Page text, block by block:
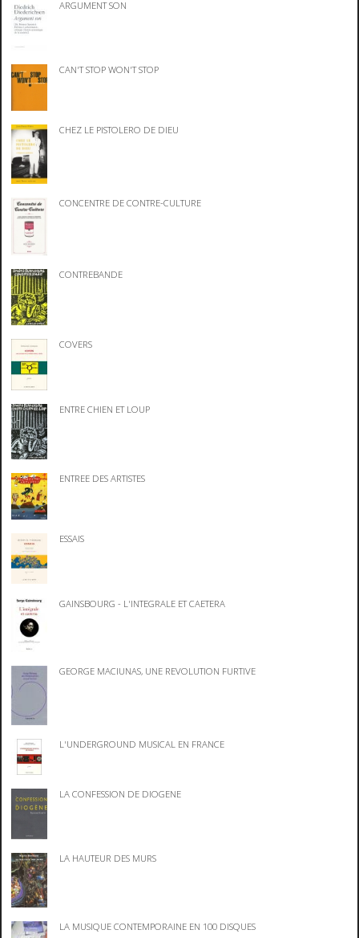
ARGUMENT SON
CAN'T STOP WON'T STOP
CHEZ LE PISTOLERO DE DIEU
CONCENTRE DE CONTRE-CULTURE
CONTREBANDE
COVERS
ENTRE CHIEN ET LOUP
ENTREE DES ARTISTES
ESSAIS
GAINSBOURG - L'INTEGRALE ET CAETERA
GEORGE MACIUNAS, UNE REVOLUTION FURTIVE
L'UNDERGROUND MUSICAL EN FRANCE
LA CONFESSION DE DIOGENE
LA HAUTEUR DES MURS
LA MUSIQUE CONTEMPORAINE EN 100 DISQUES